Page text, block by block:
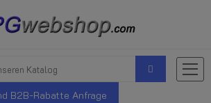
B2B-Rabatte Anfrage